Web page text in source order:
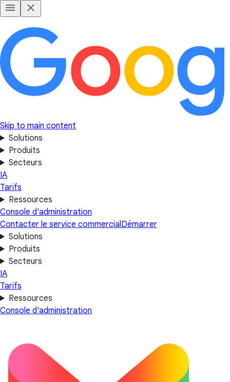
Skip to main content
Solutions
Produits
Secteurs
IA
Tarifs
Ressources
Console d'administration
Contacter le service commercialDémarrer
Solutions
Produits
Secteurs
IA
Tarifs
Ressources
Console d'administration